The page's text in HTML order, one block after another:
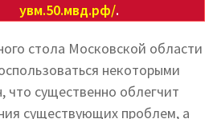
увм.50.мвд.рф/.
стола Московской области
некоторыми
что существенно облегчит
существующих проблем, а